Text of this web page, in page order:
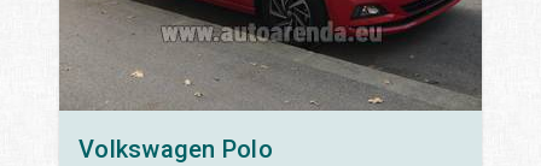
Volkswagen Polo